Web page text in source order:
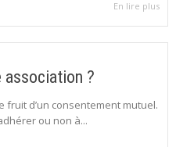
En lire plus
association ?
fruit d’un consentement mutuel.
ou non à...